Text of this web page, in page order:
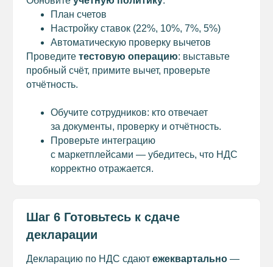
План счетов
Настройку ставок (22%, 10%, 7%, 5%)
Автоматическую проверку вычетов
Проведите тестовую операцию: выставьте
пробный счёт, примите вычет, проверьте
отчётность.
Обучите сотрудников: кто отвечает
за документы, проверку и отчётность.
Проверьте интеграцию
с маркетплейсами — убедитесь, что НДС
корректно отражается.
Шаг 6 Готовьтесь к сдаче
декларации
Декларацию по НДС сдают ежеквартально —